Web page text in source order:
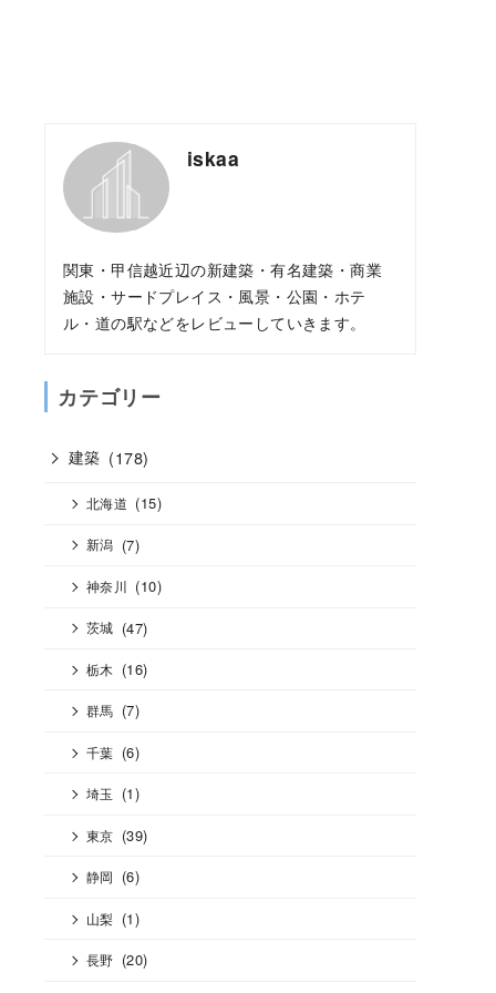
iskaa
関東・甲信越近辺の新建築・有名建築・商業
施設・サードプレイス・風景・公園・ホテ
ル・道の駅などをレビューしていきます。
カテゴリー
建築 (178)
北海道 (15)
新潟 (7)
神奈川 (10)
茨城 (47)
栃木 (16)
群馬 (7)
千葉 (6)
埼玉 (1)
東京 (39)
静岡 (6)
山梨 (1)
長野 (20)